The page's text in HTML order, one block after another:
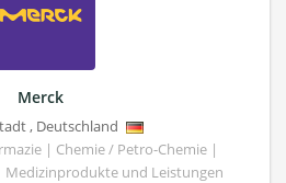
Merck
, Deutschland
| Chemie / Petro-Chemie |
Medizinprodukte und Leistungen